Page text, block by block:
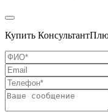
Купить